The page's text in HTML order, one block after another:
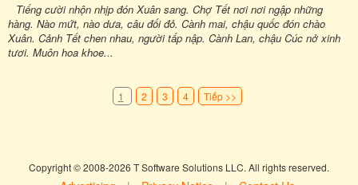
Tiếng cười nhộn nhịp đón Xuân sang. Chợ Tết nơi nơi ngập những
hàng. Nào mứt, nào dưa, câu đối đỏ. Cành mai, chậu quốc đón chào
Xuân. Cảnh Tết chen nhau, người tấp nập. Cành Lan, chậu Cúc nở xinh
tươi. Muôn hoa khoe...
1 2 3 4 Tiếp >>
Copyright © 2008-2026 T Software Solutions LLC. All rights reserved.